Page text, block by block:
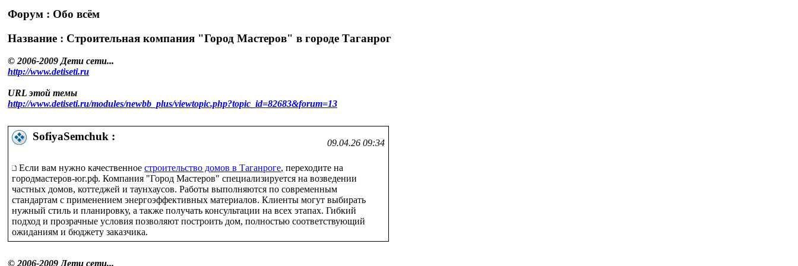
Форум : Обо всём
Название : Строительная компания "Город Мастеров" в городе Таганрог
© 2006-2009 Дети сети...
http://www.detiseti.ru
URL этой темы
http://www.detiseti.ru/modules/newbb_plus/viewtopic.php?topic_id=82683&forum=13
SofiyaSemchuk :
09.04.26 09:34
Если вам нужно качественное строительство домов в Таганроге, переходите на
городмастеров-юг.рф. Компания "Город Мастеров" специализируется на возведении
частных домов, коттеджей и таунхаусов. Работы выполняются по современным
стандартам с применением энергоэффективных материалов. Клиенты могут выбирать
нужный стиль и планировку, а также получать консультации на всех этапах. Гибкий
подход и прозрачные условия позволяют построить дом, полностью соответствующий
ожиданиям и бюджету заказчика.
© 2006-2009 Дети сети...